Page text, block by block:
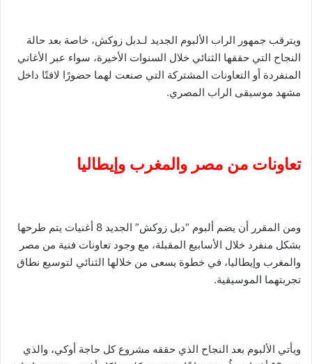
ويترقب جمهور الراب الألبوم الجديد لـدبل زوكش، خاصة بعد حالة
النجاح التي حققها الثنائي خلال السنوات الأخيرة، سواء عبر الأغاني
المنفردة أو التعاونات المشتركة التي صنعت لهما حضورًا لافتًا داخل
مشهد موسيقى الراب المصري.
تعاونات من مصر والمغرب وإيطاليا
ومن المقرر أن يضم ألبوم “دبل زوكش” الجديد 8 أغنيات يتم طرحها
بشكل منفرد خلال الأسابيع المقبلة، مع وجود تعاونات فنية من مصر
والمغرب وإيطاليا، في خطوة يسعى من خلالها الثنائي لتوسيع نطاق
تجربتهما الموسيقية.
ويأتي الألبوم بعد النجاح الذي حققه مشروع كل حاجة أوكي، والذي